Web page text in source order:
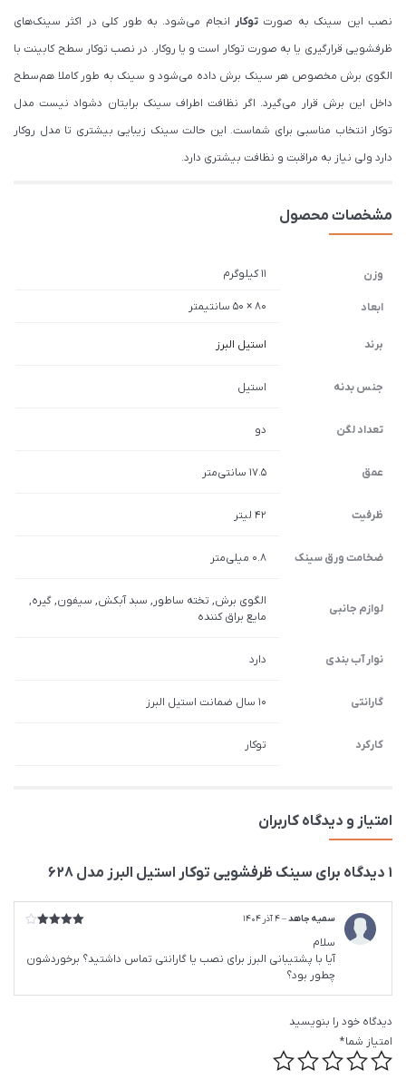
نصب این سینک به صورت توکارانجام می‌شود. به طور کلی در اکثر سینک‌های
ظرفشویی قرارگیری یا به صورت توکار است و یا روکار. در نصب توکار سطح کابینت با
الگوی برش مخصوص هر سینک برش داده می‌شود و سینک به طور کاملا هم‌سطح
داخل این برش قرار می‌گیرد. اگر نظافت اطراف سینک برایتان دشواد نیست مدل
توکار انتخاب مناسبی برای شماست. این حالت سینک زیبایی بیشتری تا مدل روکار
دارد ولی نیاز به مراقبت و نظافت بیشتری دارد.
مشخصات محصول
وزن 11 کیلوگرم
ابعاد 80 × 50 سانتیمتر
برند استیل البرز
جنس بدنه استیل
تعداد لگن دو
عمق 17.5 سانتی‌متر
ظرفیت 42 لیتر
ضخامت ورق سینک 0.8 میلی‌متر
لوازم جانبی
الگوی برش, تخته ساطور, سبد آبکش, سیفون, گیره,
مایع براق کننده
نوار آب بندی دارد
گارانتی 10 سال ضمانت استیل البرز
کارکرد توکار
امتیاز و دیدگاه کاربران
1 دیدگاه برای سينک ظرفشویی توکار استیل البرز مدل 628
سمیه جاهد–4 آذر 1404
سلام
آیا با پشتیبانی البرز برای نصب یا گارانتی تماس داشتید؟ برخوردشون
چطور بود؟
دیدگاه خود را بنویسید
امتیاز شما*